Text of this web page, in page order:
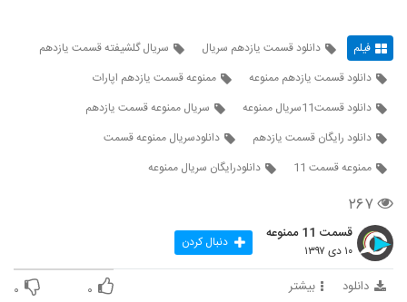
فیلم دانلود قسمت یازدهم سریال
سريال گلشيفته قسمت یازدهم
دانلود قسمت یازدهم ممنوعه
ممنوعه قسمت یازدهم اپارات
دانلود قسمت11سریال ممنوعه
سریال ممنوعه قسمت یازدهم
دانلود رایگان قسمت یازدهم
دانلودسریال ممنوعه قسمت
ممنوعه قسمت 11
دانلودرایگان سریال ممنوعه
۲۶۷
قسمت 11 ممنوعه
۱۰ دی ۱۳۹۷ دنبال کردن
دانلود بیشتر ۰ ۰